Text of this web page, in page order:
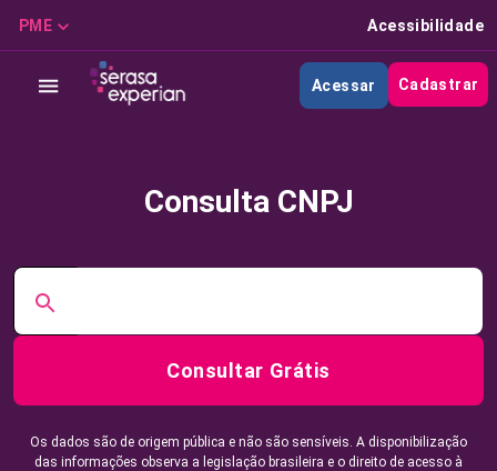
PME Acessibilidade
Acessar Cadastrar
Consulta CNPJ
Consultar Grátis
Os dados são de origem pública e não são sensíveis. A disponibilização
das informações observa a legislação brasileira e o direito de acesso à